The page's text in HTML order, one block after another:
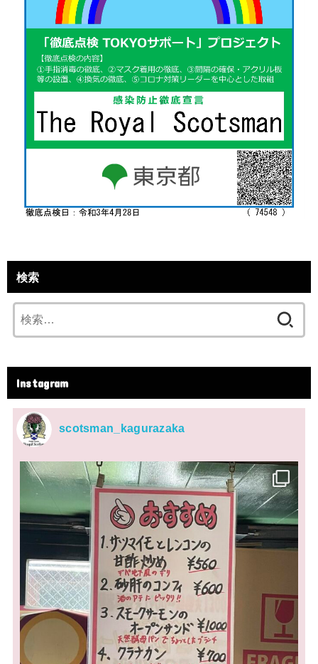
検索
索:
Instagram
scotsman_kagurazaka